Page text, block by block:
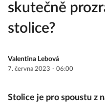
skutečně
stolice?
Valentina Lebová
7. června 2023 · 06:00
Stolice je pro spoustu z